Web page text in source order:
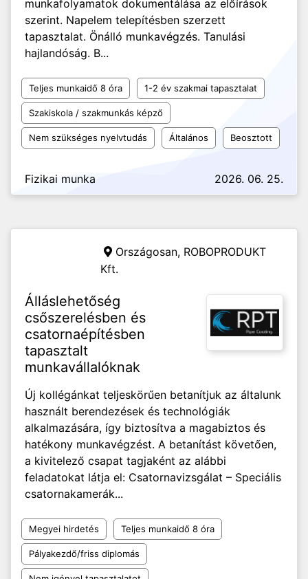
munkafolyamatok dokumentálása az előírások
szerint. Napelem telepítésben szerzett
tapasztalat. Önálló munkavégzés. Tanulási
hajlandóság. B...
Teljes munkaidő 8 óra 1-2 év szakmai tapasztalat
Szakiskola / szakmunkás képző
Nem szükséges nyelvtudás Általános Beosztott
Fizikai munka 2026. 06. 25.
Országosan, ROBOPRODUKT
Kft.
Álláslehetőség
csőszerelésben és
csatornaépítésben
tapasztalt
munkavállalóknak
Új kollégánkat teljeskörűen betanítjuk az általunk
használt berendezések és technológiák
alkalmazására, így biztosítva a magabiztos és
hatékony munkavégzést. A betanítást követően,
a kivitelező csapat tagjaként az alábbi
feladatokat látja el: Csatornavizsgálat – Speciális
csatornakamerák...
Megyei hirdetés Teljes munkaidő 8 óra
Pályakezdő/friss diplomás